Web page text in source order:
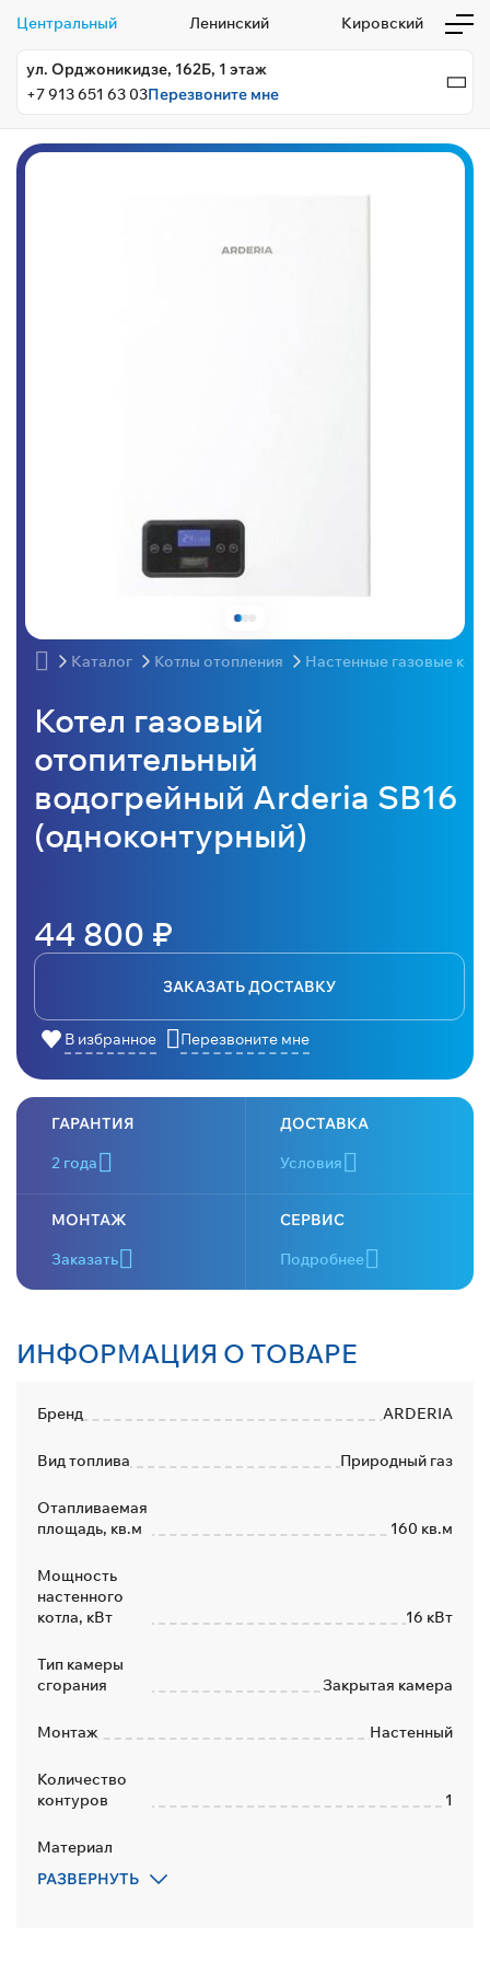
Центральный Ленинский Кировский
ул. Орджоникидзе, 162Б, 1 этаж
+7 913 651 63 03Перезвоните мне
Каталог Котлы отопления Настенные газовые
Котел газовый
отопительный
водогрейный Arderia SB16
(одноконтурный)
44 800 ₽
ЗАКАЗАТЬ ДОСТАВКУ
В избранное Перезвоните мне
ГАРАНТИЯ
2 года
ДОСТАВКА
Условия
МОНТАЖ
Заказать
СЕРВИС
Подробнее
ИНФОРМАЦИЯ О ТОВАРЕ
Бренд ARDERIA
Вид топлива Природный газ
Отапливаемая
площадь, кв.м
160 кв.м
Мощность
настенного
котла, кВт
16 кВт
Тип камеры
сгорания
Закрытая камера
Монтаж Настенный
Количество
контуров
1
Материал
теплообменника
РАЗВЕРНУТЬ